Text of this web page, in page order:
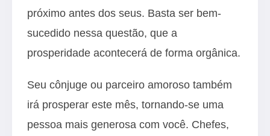
próximo antes dos seus. Basta ser bem-
sucedido nessa questão, que a
prosperidade acontecerá de forma orgânica.
Seu cônjuge ou parceiro amoroso também
irá prosperar este mês, tornando-se uma
pessoa mais generosa com você. Chefes,